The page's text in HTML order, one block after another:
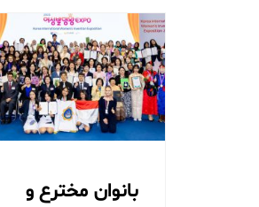
بانوان مخترع و